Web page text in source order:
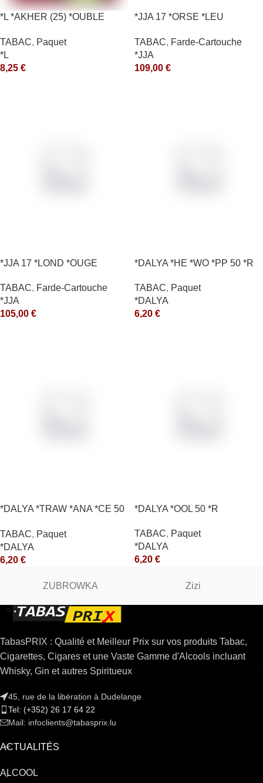
*L *AKHER (25) *OUBLE
TABAC, Paquet
*L
8,25 €
*JJA 17 *ORSE *LEU
TABAC, Farde-Cartouche
*JJA
109,00 €
*JJA 17 *LOND *OUGE
TABAC, Farde-Cartouche
*JJA
105,00 €
*DALYA *HE *WO *PP 50 *R
TABAC, Paquet
*DALYA
6,20 €
*DALYA *TRAW *ANA *CE 50
TABAC, Paquet
*DALYA
6,20 €
*DALYA *OOL 50 *R
TABAC, Paquet
*DALYA
6,20 €
ZUBROWKA Zizi
TabasPRIX : Qualité et Meilleur Prix sur vos produits Tabac,
Cigarettes, Cigares et une Vaste Gamme d'Alcools incluant
Whisky, Gin et autres Spiritueux
45, rue de la libération à Dudelange
Tel: (+352) 26 17 64 22
Mail: infoclients@tabasprix.lu
ACTUALITÉS
ALCOOL